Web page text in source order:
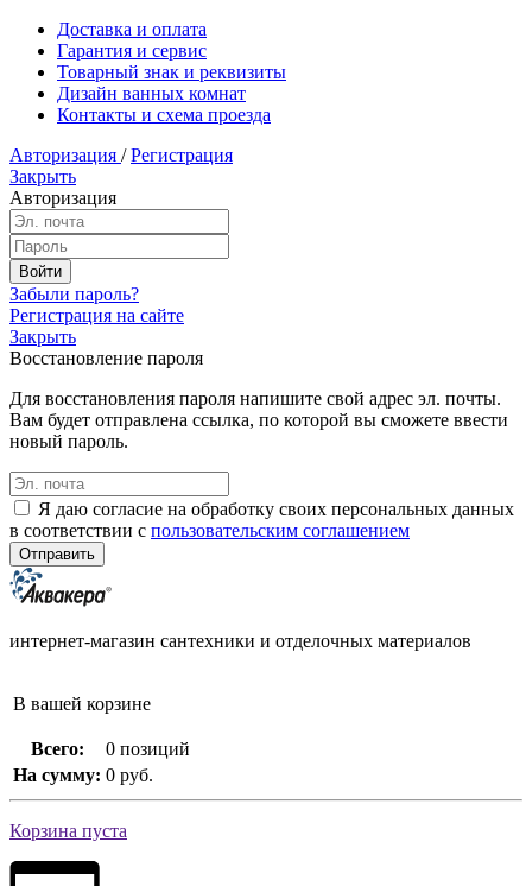
Доставка и оплата
Гарантия и сервис
Товарный знак и реквизиты
Дизайн ванных комнат
Контакты и схема проезда
Авторизация / Регистрация
Закрыть
Авторизация
Забыли пароль?
Регистрация на сайте
Закрыть
Восстановление пароля
Для восстановления пароля напишите свой адрес эл. почты.
Вам будет отправлена ссылка, по которой вы сможете ввести
новый пароль.
Я даю согласие на обработку своих персональных данных
в соответствии с пользовательским соглашением
интернет-магазин сантехники и отделочных материалов
В вашей корзине
Всего:
0 позиций
На сумму: 0 руб.
Корзина пуста